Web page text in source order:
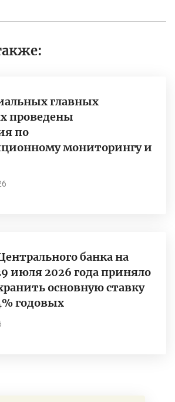
главных
проведены
по
мониторингу и
банка на
июля 2026 года приняло
основную ставку
годовых